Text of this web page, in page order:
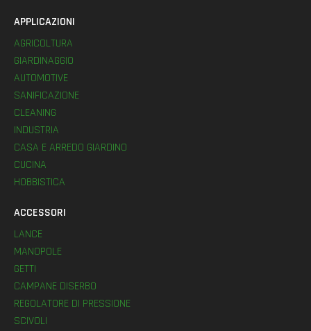
APPLICAZIONI
AGRICOLTURA
GIARDINAGGIO
AUTOMOTIVE
SANIFICAZIONE
CLEANING
INDUSTRIA
CASA E ARREDO GIARDINO
CUCINA
HOBBISTICA
ACCESSORI
LANCE
MANOPOLE
GETTI
CAMPANE DISERBO
REGOLATORE DI PRESSIONE
SCIVOLI